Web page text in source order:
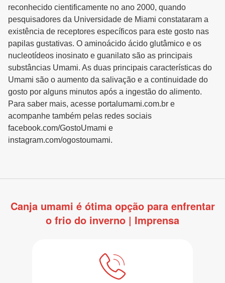
reconhecido cientificamente no ano 2000, quando
pesquisadores da Universidade de Miami constataram a
existência de receptores específicos para este gosto nas
papilas gustativas. O aminoácido ácido glutâmico e os
nucleotídeos inosinato e guanilato são as principais
substâncias Umami. As duas principais características do
Umami são o aumento da salivação e a continuidade do
gosto por alguns minutos após a ingestão do alimento.
Para saber mais, acesse portalumami.com.br e
acompanhe também pelas redes sociais
facebook.com/GostoUmami e
instagram.com/ogostoumami.
Canja umami é ótima opção para enfrentar
o frio do inverno | Imprensa